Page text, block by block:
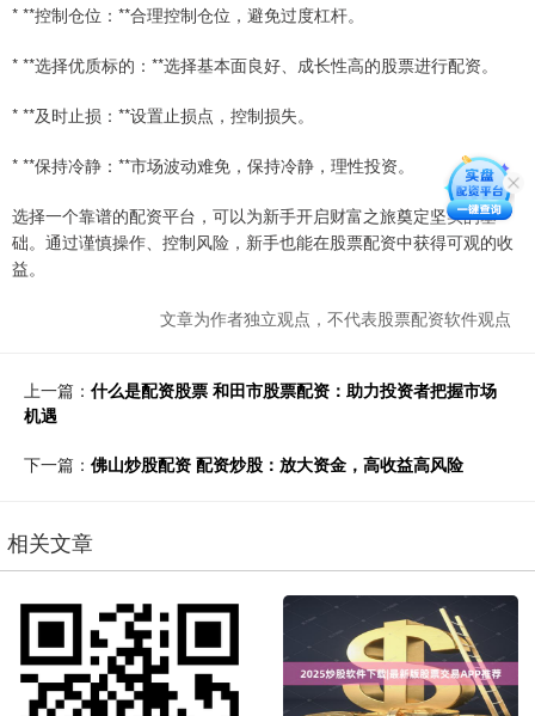
* **控制仓位：**合理控制仓位，避免过度杠杆。
* **选择优质标的：**选择基本面良好、成长性高的股票进行配资。
* **及时止损：**设置止损点，控制损失。
* **保持冷静：**市场波动难免，保持冷静，理性投资。
选择一个靠谱的配资平台，可以为新手开启财富之旅奠定坚实的基
础。通过谨慎操作、控制风险，新手也能在股票配资中获得可观的收
益。
文章为作者独立观点，不代表股票配资软件观点
上一篇： 什么是配资股票 和田市股票配资：助力投资者把握市场
机遇
下一篇： 佛山炒股配资 配资炒股：放大资金，高收益高风险
相关文章